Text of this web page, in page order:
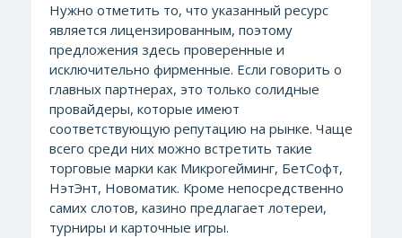
Нужно отметить то, что указанный ресурс
является лицензированным, поэтому
предложения здесь проверенные и
исключительно фирменные. Если говорить о
главных партнерах, это только солидные
провайдеры, которые имеют
соответствующую репутацию на рынке. Чаще
всего среди них можно встретить такие
торговые марки как Микрогейминг, БетСофт,
НэтЭнт, Новоматик. Кроме непосредственно
самих слотов, казино предлагает лотереи,
турниры и карточные игры.